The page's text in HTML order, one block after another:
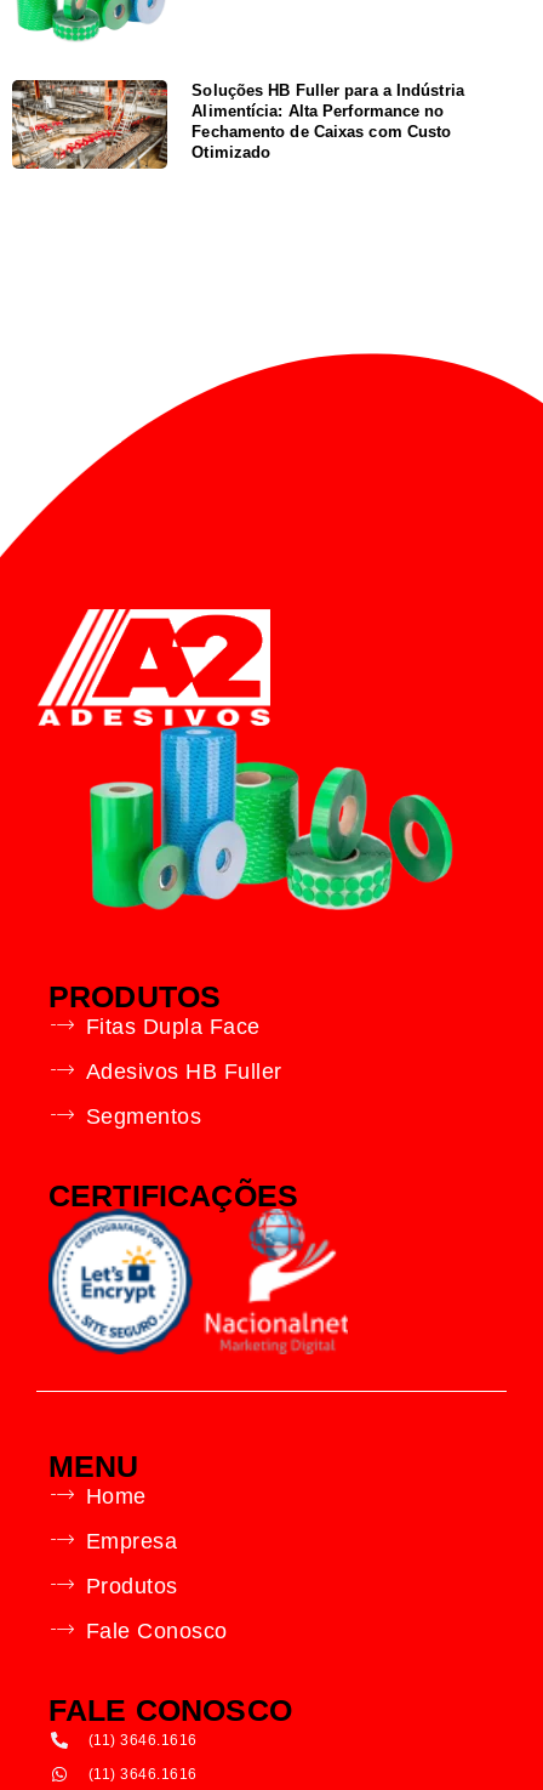
Soluções HB Fuller para a Indústria
Alimentícia: Alta Performance no
Fechamento de Caixas com Custo
Otimizado
PRODUTOS
Fitas Dupla Face
Adesivos HB Fuller
Segmentos
CERTIFICAÇÕES
MENU
Home
Empresa
Produtos
Fale Conosco
FALE CONOSCO
(11) 3646.1616
(11) 3646.1616